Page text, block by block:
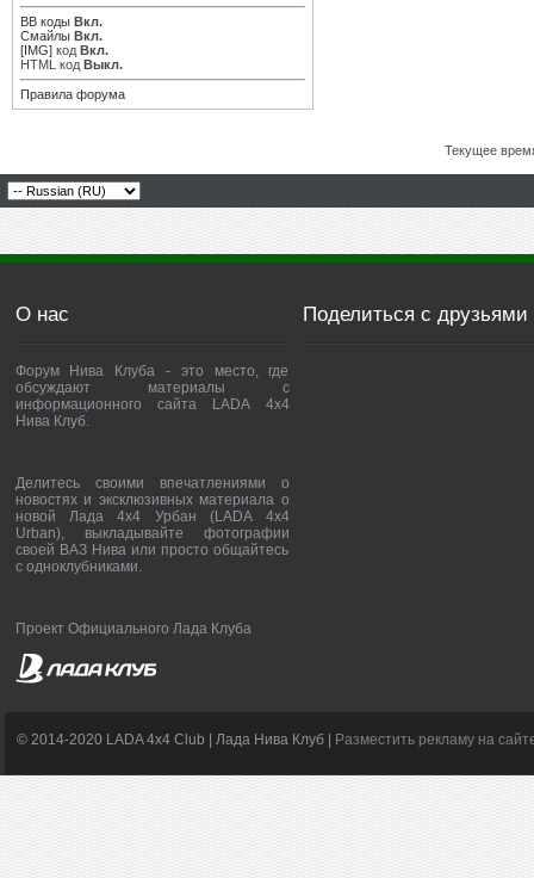
BB коды Вкл.
Смайлы Вкл.
[IMG] код Вкл.
HTML код Выкл.
Правила форума
Текущее
О нас
Форум Нива Клуба - это место, где
обсуждают материалы с
информационного сайта LADA 4x4
Нива Клуб.
Делитесь своими впечатлениями о
новостях и эксклюзивных материала о
новой Лада 4х4 Урбан (LADA 4x4
Urban), выкладывайте фотографии
своей ВАЗ Нива или просто общайтесь
с одноклубниками.
Проект Официального Лада Клуба
Поделиться с друзьями
© 2014-2020 LADA 4x4 Club | Лада Нива Клуб | Разместить рекламу на